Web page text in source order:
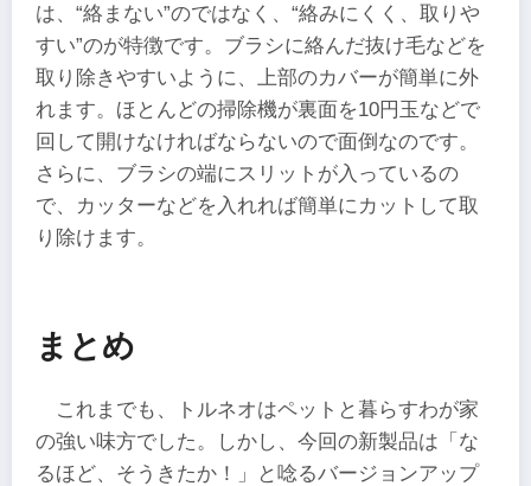
は、“絡まない”のではなく、“絡みにくく、取りや
すい”のが特徴です。ブラシに絡んだ抜け毛などを
取り除きやすいように、上部のカバーが簡単に外
れます。ほとんどの掃除機が裏面を10円玉などで
回して開けなければならないので面倒なのです。
さらに、ブラシの端にスリットが入っているの
で、カッターなどを入れれば簡単にカットして取
り除けます。
まとめ
これまでも、トルネオはペットと暮らすわが家
の強い味方でした。しかし、今回の新製品は「な
るほど、そうきたか！」と唸るバージョンアップ